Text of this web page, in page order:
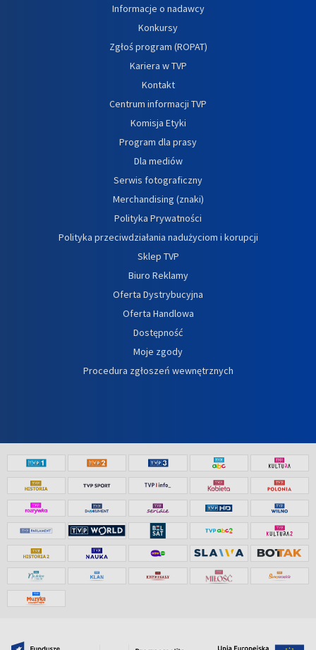
Informacje o nadawcy
Konkursy
Zgłoś program (ROPAT)
Kariera w TVP
Kontakt
Centrum informacji TVP
Komisja Etyki
Program dla prasy
Dla mediów
Serwis fotograficzny
Merchandising (znaki)
Polityka Prywatności
Polityka przeciwdziałania nadużyciom i korupcji
Sklep TVP
Biuro Reklamy
Oferta Dystrybucyjna
Oferta Handlowa
Dostępność
Moje zgody
Procedura zgłoszeń wewnętrznych